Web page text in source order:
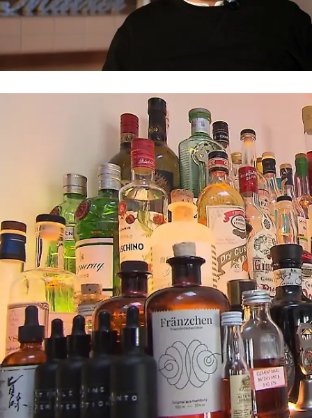
Kitchen Impossible
Kurz vor einer harmlosen "Kitchen
Impossible"-Challenge wird der Koch